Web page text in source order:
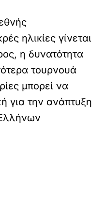
ηλικίες γίνεται
η δυνατότητα
τουρνουά
μπορεί να
για την ανάπτυξη